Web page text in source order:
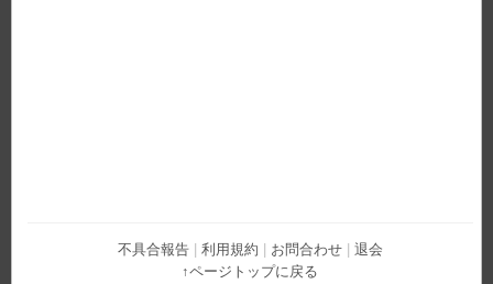
不具合報告 利用規約 お問合わせ
退会
↑ページトップに戻る